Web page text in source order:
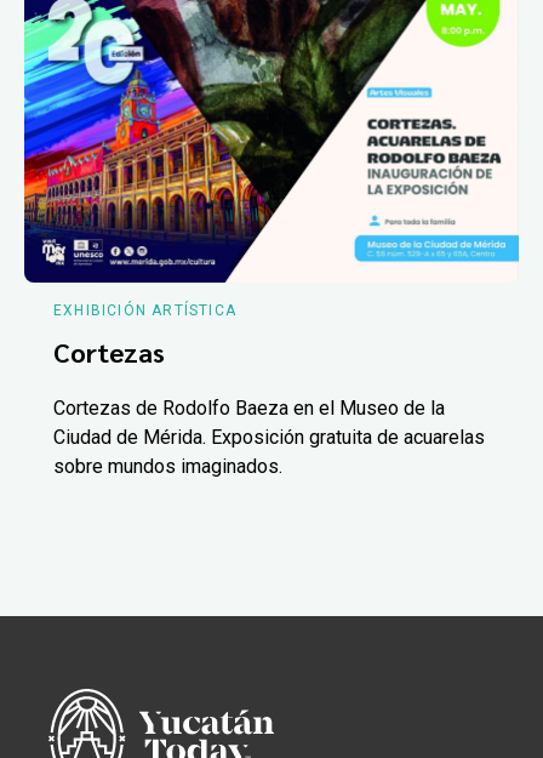
EXHIBICIÓN ARTÍSTICA
Cortezas
Cortezas de Rodolfo Baeza en el Museo de la
Ciudad de Mérida. Exposición gratuita de acuarelas
sobre mundos imaginados.